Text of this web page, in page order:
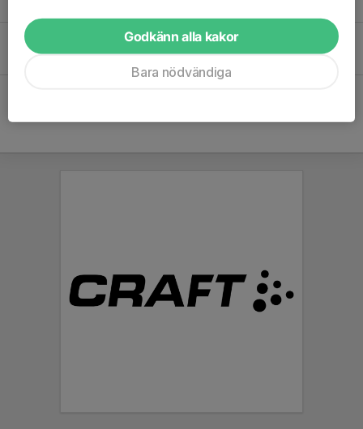
Välkomna till årets upplaga av Sandaredspokalen!
17 mar, 08:00 0
Godkänn alla kakor
Bara nödvändiga